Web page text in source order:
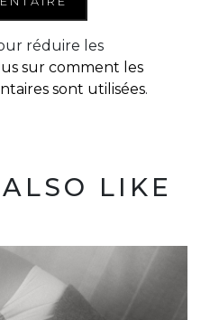
réduire les
sur comment les
sont utilisées.
LIKE